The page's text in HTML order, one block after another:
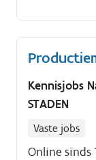
Kennisjobs
STADEN
Vaste jobs
Online sinds